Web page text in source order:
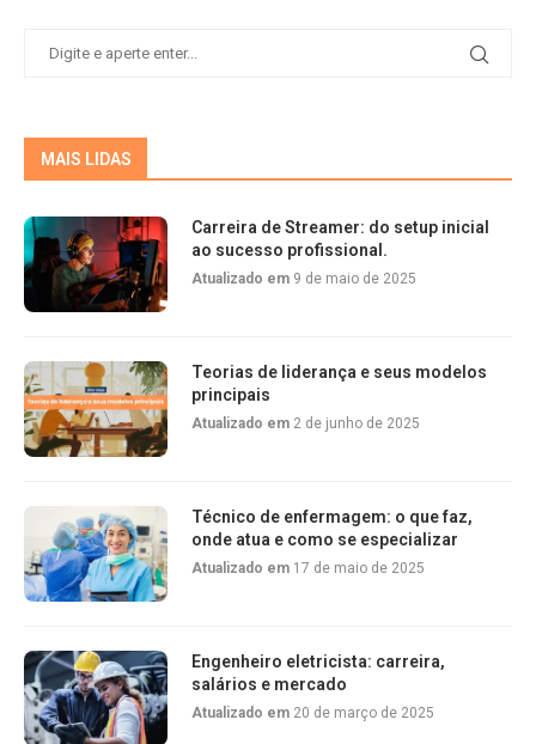
MAIS LIDAS
Carreira de Streamer: do setup inicial
ao sucesso profissional.
Atualizado em 9 de maio de 2025
Teorias de liderança e seus modelos
principais
Atualizado em 2 de junho de 2025
Técnico de enfermagem: o que faz,
onde atua e como se especializar
Atualizado em 17 de maio de 2025
Engenheiro eletricista: carreira,
salários e mercado
Atualizado em 20 de março de 2025